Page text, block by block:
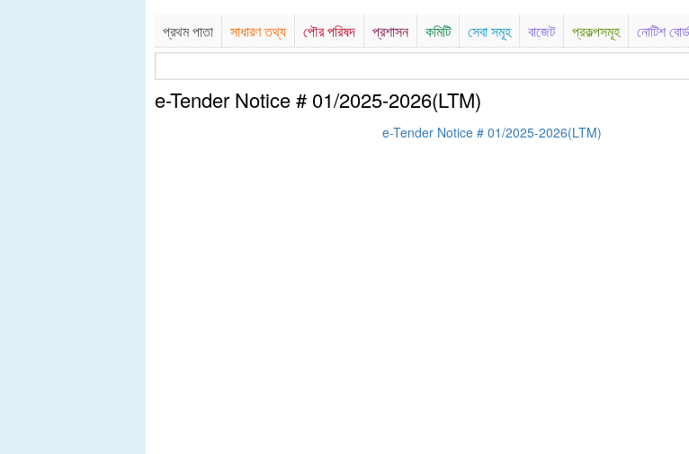
প্রথম পাতা সাধারণ তথ্য পৌর পরিষদ প্রশাসন কমিটি সেবা সমূহ বাজেট প্রকল্পসমূহ নোটিশ বোর্ড
e-Tender Notice # 01/2025-2026(LTM)
e-Tender Notice # 01/2025-2026(LTM)